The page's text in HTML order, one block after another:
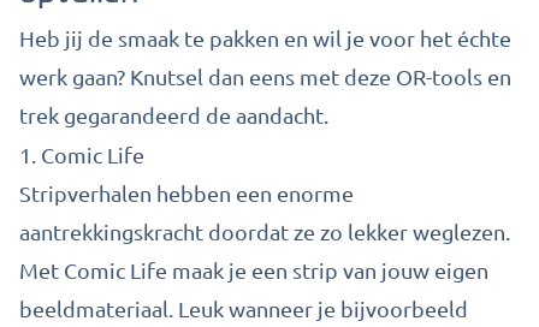
Heb jij de smaak te pakken en wil je voor het échte
werk gaan? Knutsel dan eens met deze OR-tools en
trek gegarandeerd de aandacht.
1. Comic Life
Stripverhalen hebben een enorme
aantrekkingskracht doordat ze zo lekker weglezen.
Met Comic Life maak je een strip van jouw eigen
beeldmateriaal. Leuk wanneer je bijvoorbeeld